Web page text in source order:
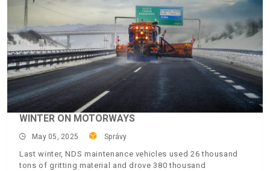
WINTER ON MOTORWAYS
May 05, 2025 Správy
Last winter, NDS maintenance vehicles used 26 thousand
tons of gritting material and drove 380 thousand